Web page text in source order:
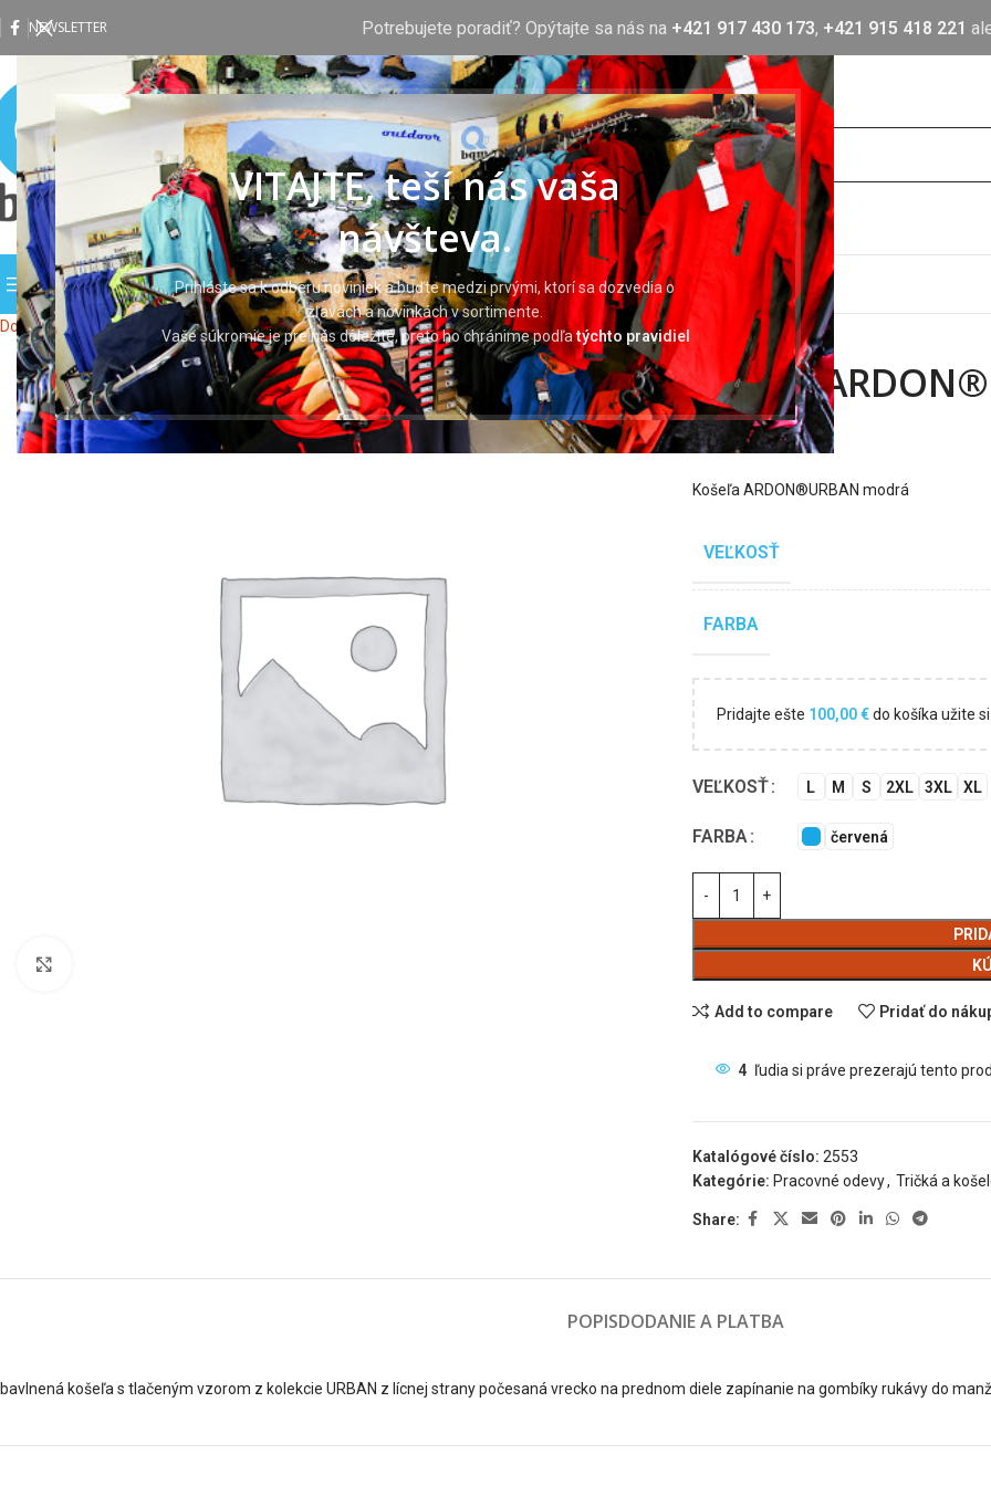
VITAJTE, teší nás vaša
návšteva.
Prihláste sa k odberu noviniek a buďte medzi prvými, ktorí sa dozvedia o
zľavách a novinkách v sortimente.
Vaše súkromie je pre nás dôležité, preto ho chránime podľatýchto pravidiel
NEWSLETTER Potrebujete poradiť? Opýtajte sa nás na +421 917 430 173, +421 915 418 221
PREHLIADAŤ KATEGÓRIE DOMOVOBCHODVLASTNÁ POTLAČ BLOGO NÁSKONTAKT
Domov Pracovné odevy Tričká a košele Košeľa ARDON®URBAN
Košeľa
16,00€
Košeľa ARDON®URBAN modrá
VEĽKOSŤ
FARBA
Pridajte ešte 100,00€do košíka užite
VEĽKOSŤ L M S 2XL 3XL XL
FARBA červená
Add to compare Pridať do
4 ľudia si práve prezerajú tento
Katalógové číslo: 2553
Kategórie: Pracovné odevy, Tričká a
Share:
POPISDODANIE A PLATBA
bavlnená košeľa s tlačeným vzorom z kolekcie URBAN z lícnej strany počesaná vrecko na prednom diele zapínanie na gombíky rukávy do